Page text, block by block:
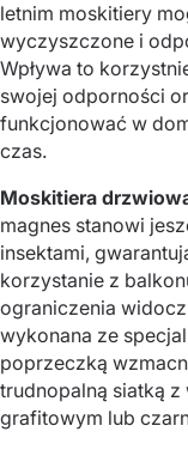
letnim moskitiery
wyczyszczone i
Wpływa to
swojej odporności
funkcjonować w
czas.
Moskitiera
magnes stanowi
insektami,
korzystanie z
ograniczenia
wykonana ze
poprzeczką
trudnopalną siatką z
grafitowym lub